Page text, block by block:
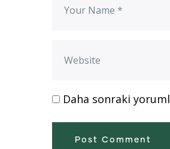
Daha sonraki